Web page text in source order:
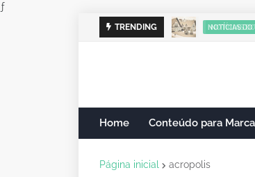
ƒ
TRENDING NOTÍCIAS DO
Home Conteúdo para
Página inicial acropolis